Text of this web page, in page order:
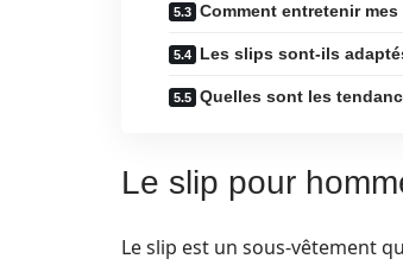
Comment entretenir
Les slips sont-ils
Quelles sont les
Le slip pour
Le slip est un sous-vêtement